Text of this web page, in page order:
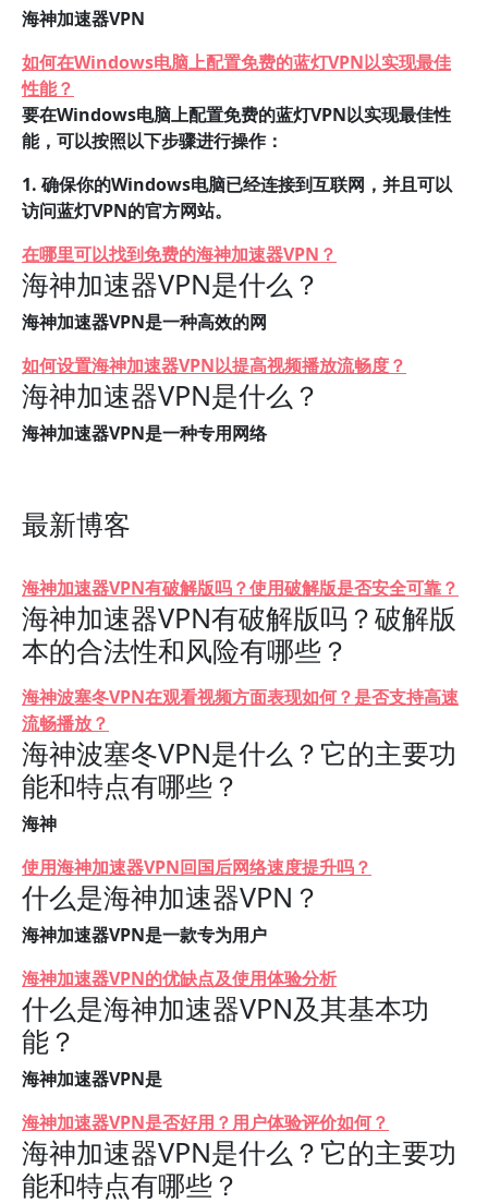
海神加速器VPN
如何在Windows电脑上配置免费的蓝灯VPN以实现最佳
性能？
要在Windows电脑上配置免费的蓝灯VPN以实现最佳性
能，可以按照以下步骤进行操作：
1. 确保你的Windows电脑已经连接到互联网，并且可以
访问蓝灯VPN的官方网站。
在哪里可以找到免费的海神加速器VPN？
海神加速器VPN是什么？
海神加速器VPN是一种高效的网
如何设置海神加速器VPN以提高视频播放流畅度？
海神加速器VPN是什么？
海神加速器VPN是一种专用网络
最新博客
海神加速器VPN有破解版吗？使用破解版是否安全可靠？
海神加速器VPN有破解版吗？破解版
本的合法性和风险有哪些？
海神波塞冬VPN在观看视频方面表现如何？是否支持高速
流畅播放？
海神波塞冬VPN是什么？它的主要功
能和特点有哪些？
海神
使用海神加速器VPN回国后网络速度提升吗？
什么是海神加速器VPN？
海神加速器VPN是一款专为用户
海神加速器VPN的优缺点及使用体验分析
什么是海神加速器VPN及其基本功
能？
海神加速器VPN是
海神加速器VPN是否好用？用户体验评价如何？
海神加速器VPN是什么？它的主要功
能和特点有哪些？